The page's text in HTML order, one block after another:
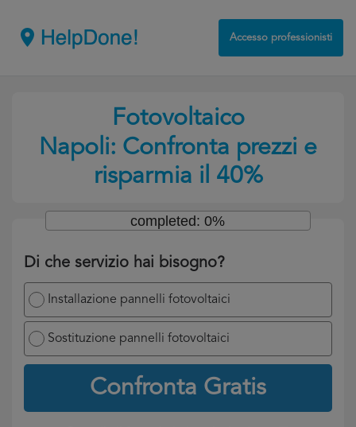
Accesso professionisti
Fotovoltaico
Napoli: Confronta prezzi e
risparmia il 40%
Di che servizio hai bisogno?
Installazione pannelli fotovoltaici
Sostituzione pannelli fotovoltaici
Confronta Gratis
completed: 0%